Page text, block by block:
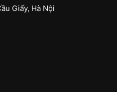
Giấy, Hà Nội